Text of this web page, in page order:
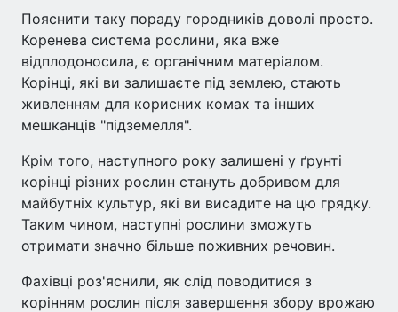
Пояснити таку пораду городників доволі просто.
Коренева система рослини, яка вже
відплодоносила, є органічним матеріалом.
Корінці, які ви залишаєте під землею, стають
живленням для корисних комах та інших
мешканців "підземелля".
Крім того, наступного року залишені у ґрунті
корінці різних рослин стануть добривом для
майбутніх культур, які ви висадите на цю грядку.
Таким чином, наступні рослини зможуть
отримати значно більше поживних речовин.
Фахівці роз'яснили, як слід поводитися з
корінням рослин після завершення збору врожаю